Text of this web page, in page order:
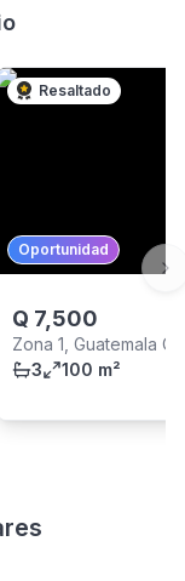
Resaltado
Oportunidad
Q 7,500
Zona 1, Guatemala
3
100 m²